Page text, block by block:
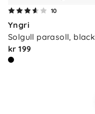
10
Yngri
Solgull parasoll, black
kr 199
Våre butikker
Vårt samfunnsansvar
Kontakt oss
Frakt og levering
Retur og reklamasjon